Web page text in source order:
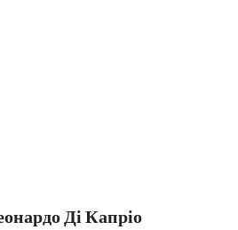
Ді Капріо